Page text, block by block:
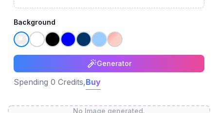
Background
Generator
Spending 0 Credits,Buy
No Image generated.